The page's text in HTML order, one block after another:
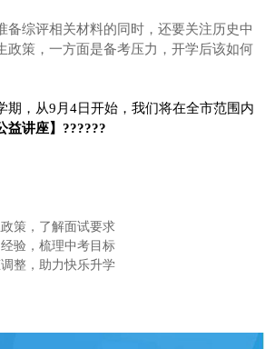
备综评相关材料的同时，还要关注历史中
策，一方面是备考压力， 开学后该如何
期，从9月4日开始，我们将在全市范围内
益讲座】 ??????
策，了解面试要求
验，梳理中考目标
整，助力快乐升学